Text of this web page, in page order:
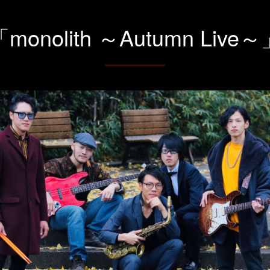
monolith ～Autumn Live～